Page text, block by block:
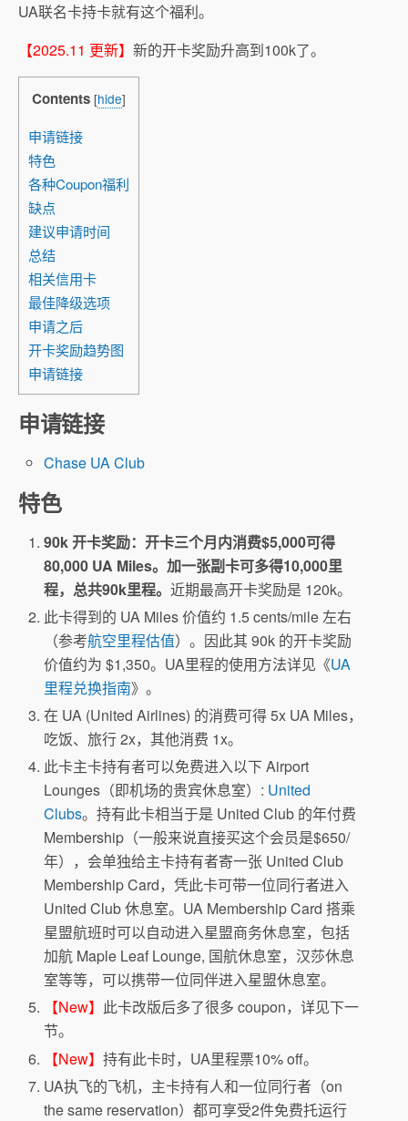
UA联名卡持卡就有这个福利。
【2025.11 更新】 新的开卡奖励升高到100k了。
Contents [hide]
申请链接
特色
各种Coupon福利
缺点
建议申请时间
总结
相关信用卡
最佳降级选项
申请之后
开卡奖励趋势图
申请链接
申请链接
Chase UA Club
特色
90k 开卡奖励：开卡三个月内消费$5,000可得
80,000 UA Miles。加一张副卡可多得10,000里
程，总共90k里程。近期最高开卡奖励是 120k。
此卡得到的 UA Miles 价值约 1.5 cents/mile 左右
（参考航空里程估值）。因此其 90k 的开卡奖励
价值约为 $1,350。UA里程的使用方法详见《UA
里程兑换指南》。
在 UA (United Airlines) 的消费可得 5x UA Miles，
吃饭、旅行 2x，其他消费 1x。
此卡主卡持有者可以免费进入以下 Airport
Lounges（即机场的贵宾休息室）: United
Clubs。持有此卡相当于是 United Club 的年付费
Membership（一般来说直接买这个会员是$650/
年），会单独给主卡持有者寄一张 United Club
Membership Card，凭此卡可带一位同行者进入
United Club 休息室。UA Membership Card 搭乘
星盟航班时可以自动进入星盟商务休息室，包括
加航 Maple Leaf Lounge, 国航休息室，汉莎休息
室等等，可以携带一位同伴进入星盟休息室。
【New】 此卡改版后多了很多 coupon，详见下一
节。
【New】持有此卡时，UA里程票10% off。
UA执飞的飞机，主卡持有人和一位同行者（on
the same reservation）都可享受2件免费托运行